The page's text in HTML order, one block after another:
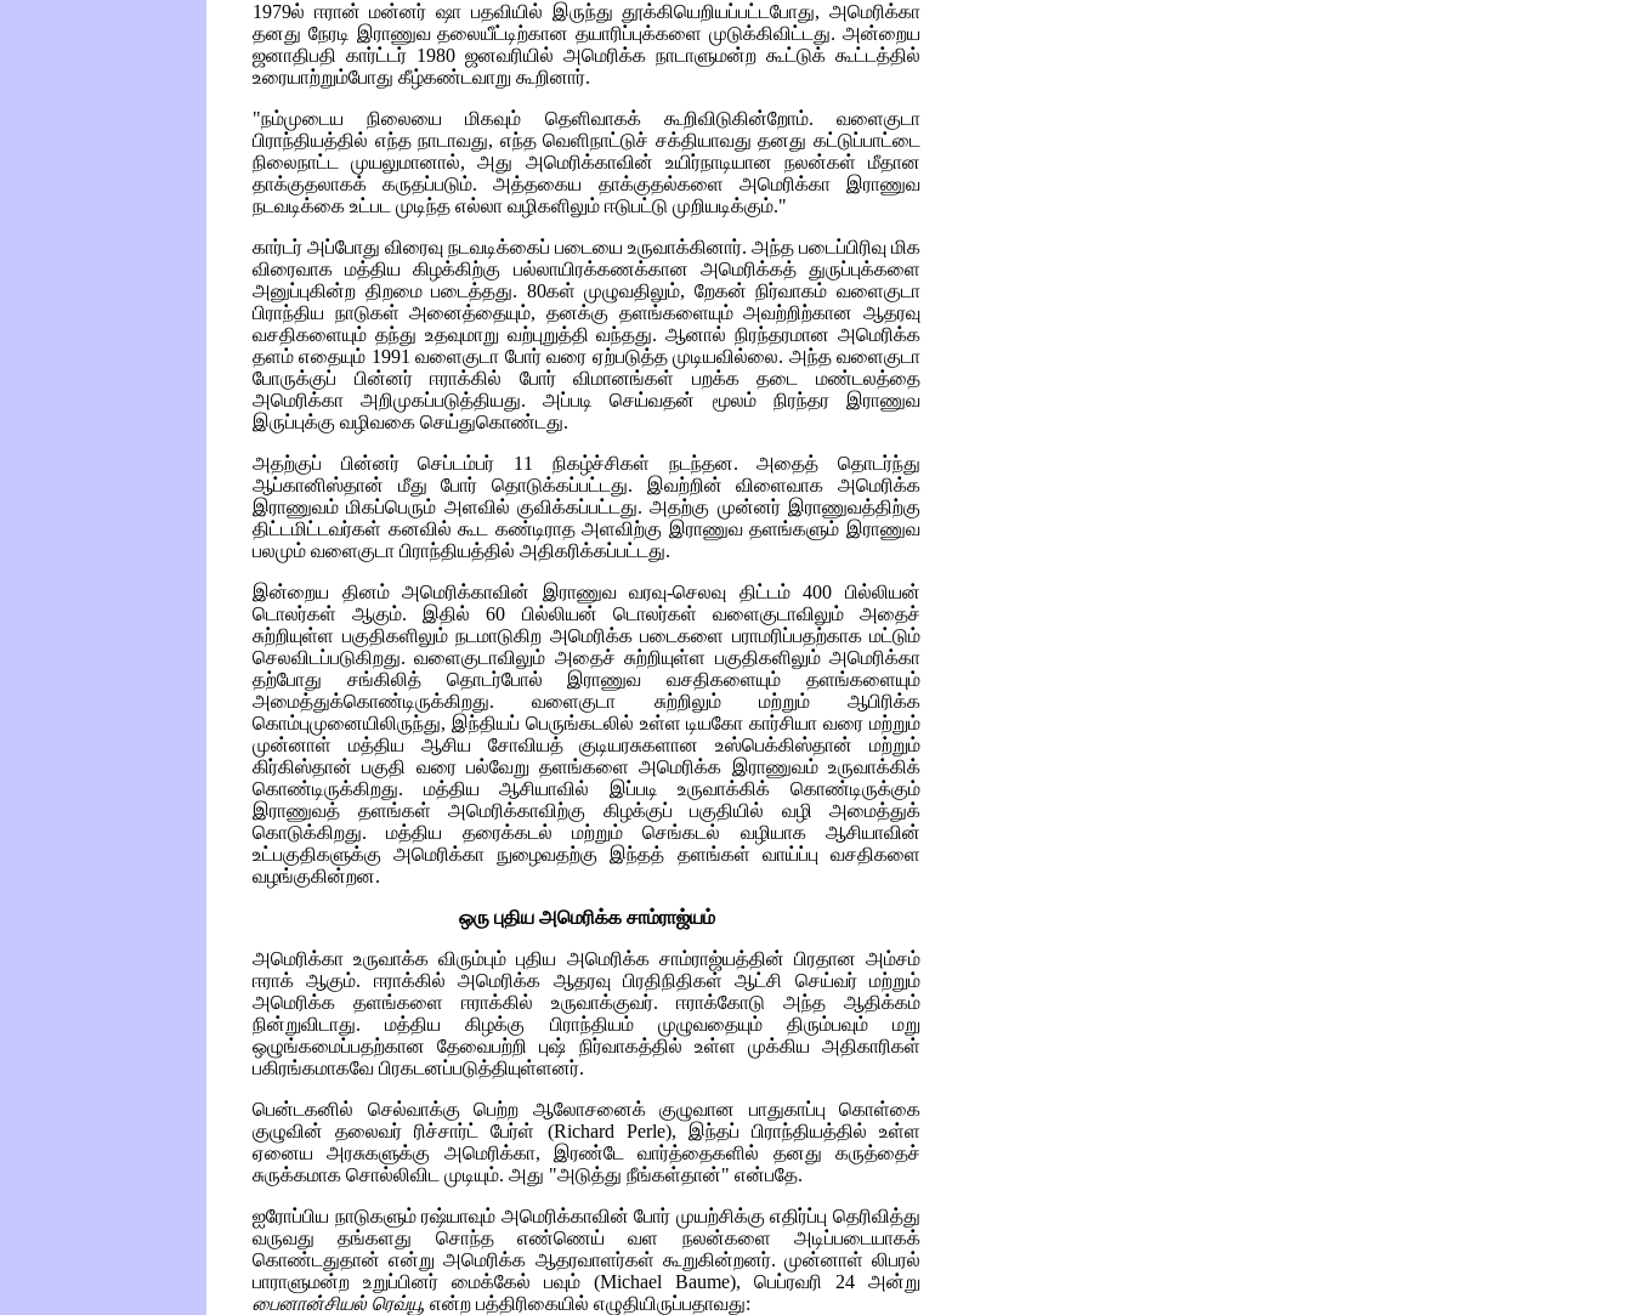
1979ல் ஈரான் மன்னர் ஷா பதவியில் இருந்து தூக்கியெறியப்பட்டபோது, அமெரிக்கா
தனது நேரடி இராணுவ தலையீட்டிற்கான தயாரிப்புக்களை முடுக்கிவிட்டது. அன்றைய
ஜனாதிபதி கார்ட்டர் 1980 ஜனவரியில் அமெரிக்க நாடாளுமன்ற கூட்டுக் கூட்டத்தில்
உரையாற்றும்போது கீழ்கண்டவாறு கூறினார்.
"நம்முடைய நிலையை மிகவும் தெளிவாகக் கூறிவிடுகின்றோம். வளைகுடா
பிராந்தியத்தில் எந்த நாடாவது, எந்த வெளிநாட்டுச் சக்தியாவது தனது கட்டுப்பாட்டை
நிலைநாட்ட முயலுமானால், அது அமெரிக்காவின் உயிர்நாடியான நலன்கள் மீதான
தாக்குதலாகக் கருதப்படும். அத்தகைய தாக்குதல்களை அமெரிக்கா இராணுவ
நடவடிக்கை உட்பட முடிந்த எல்லா வழிகளிலும் ஈடுபட்டு முறியடிக்கும்."
கார்டர் அப்போது விரைவு நடவடிக்கைப் படையை உருவாக்கினார். அந்த படைப்பிரிவு மிக
விரைவாக மத்திய கிழக்கிற்கு பல்லாயிரக்கணக்கான அமெரிக்கத் துருப்புக்களை
அனுப்புகின்ற திறமை படைத்தது. 80கள் முழுவதிலும், றேகன் நிர்வாகம் வளைகுடா
பிராந்திய நாடுகள் அனைத்தையும், தனக்கு தளங்களையும் அவற்றிற்கான ஆதரவு
வசதிகளையும் தந்து உதவுமாறு வற்புறுத்தி வந்தது. ஆனால் நிரந்தரமான அமெரிக்க
தளம் எதையும் 1991 வளைகுடா போர் வரை ஏற்படுத்த முடியவில்லை. அந்த வளைகுடா
போருக்குப் பின்னர் ஈராக்கில் போர் விமானங்கள் பறக்க தடை மண்டலத்தை
அமெரிக்கா அறிமுகப்படுத்தியது. அப்படி செய்வதன் மூலம் நிரந்தர இராணுவ
இருப்புக்கு வழிவகை செய்துகொண்டது.
அதற்குப் பின்னர் செப்டம்பர் 11 நிகழ்ச்சிகள் நடந்தன. அதைத் தொடர்ந்து
ஆப்கானிஸ்தான் மீது போர் தொடுக்கப்பட்டது. இவற்றின் விளைவாக அமெரிக்க
இராணுவம் மிகப்பெரும் அளவில் குவிக்கப்பட்டது. அதற்கு முன்னர் இராணுவத்திற்கு
திட்டமிட்டவர்கள் கனவில் கூட கண்டிராத அளவிற்கு இராணுவ தளங்களும் இராணுவ
பலமும் வளைகுடா பிராந்தியத்தில் அதிகரிக்கப்பட்டது.
இன்றைய தினம் அமெரிக்காவின் இராணுவ வரவு-செலவு திட்டம் 400 பில்லியன்
டொலர்கள் ஆகும். இதில் 60 பில்லியன் டொலர்கள் வளைகுடாவிலும் அதைச்
சுற்றியுள்ள பகுதிகளிலும் நடமாடுகிற அமெரிக்க படைகளை பராமரிப்பதற்காக மட்டும்
செலவிடப்படுகிறது. வளைகுடாவிலும் அதைச் சுற்றியுள்ள பகுதிகளிலும் அமெரிக்கா
தற்போது சங்கிலித் தொடர்போல் இராணுவ வசதிகளையும் தளங்களையும்
அமைத்துக்கொண்டிருக்கிறது. வளைகுடா சுற்றிலும் மற்றும் ஆபிரிக்க
கொம்புமுனையிலிருந்து, இந்தியப் பெருங்கடலில் உள்ள டியகோ கார்சியா வரை மற்றும்
முன்னாள் மத்திய ஆசிய சோவியத் குடியரசுகளான உஸ்பெக்கிஸ்தான் மற்றும்
கிர்கிஸ்தான் பகுதி வரை பல்வேறு தளங்களை அமெரிக்க இராணுவம் உருவாக்கிக்
கொண்டிருக்கிறது. மத்திய ஆசியாவில் இப்படி உருவாக்கிக் கொண்டிருக்கும்
இராணுவத் தளங்கள் அமெரிக்காவிற்கு கிழக்குப் பகுதியில் வழி அமைத்துக்
கொடுக்கிறது. மத்திய தரைக்கடல் மற்றும் செங்கடல் வழியாக ஆசியாவின்
உட்பகுதிகளுக்கு அமெரிக்கா நுழைவதற்கு இந்தத் தளங்கள் வாய்ப்பு வசதிகளை
வழங்குகின்றன.
ஒரு புதிய அமெரிக்க சாம்ராஜ்யம்
அமெரிக்கா உருவாக்க விரும்பும் புதிய அமெரிக்க சாம்ராஜ்யத்தின் பிரதான அம்சம்
ஈராக் ஆகும். ஈராக்கில் அமெரிக்க ஆதரவு பிரதிநிதிகள் ஆட்சி செய்வர் மற்றும்
அமெரிக்க தளங்களை ஈராக்கில் உருவாக்குவர். ஈராக்கோடு அந்த ஆதிக்கம்
நின்றுவிடாது. மத்திய கிழக்கு பிராந்தியம் முழுவதையும் திரும்பவும் மறு
ஒழுங்கமைப்பதற்கான தேவைபற்றி புஷ் நிர்வாகத்தில் உள்ள முக்கிய அதிகாரிகள்
பகிரங்கமாகவே பிரகடனப்படுத்தியுள்ளனர்.
பென்டகனில் செல்வாக்கு பெற்ற ஆலோசனைக் குழுவான பாதுகாப்பு கொள்கை
குழுவின் தலைவர் ரிச்சார்ட் பேர்ள் (Richard Perle), இந்தப் பிராந்தியத்தில் உள்ள
ஏனைய அரசுகளுக்கு அமெரிக்கா, இரண்டே வார்த்தைகளில் தனது கருத்தைச்
சுருக்கமாக சொல்லிவிட முடியும். அது "அடுத்து நீங்கள்தான்" என்பதே.
ஐரோப்பிய நாடுகளும் ரஷ்யாவும் அமெரிக்காவின் போர் முயற்சிக்கு எதிர்ப்பு தெரிவித்து
வருவது தங்களது சொந்த எண்ணெய் வள நலன்களை அடிப்படையாகக்
கொண்டதுதான் என்று அமெரிக்க ஆதரவாளர்கள் கூறுகின்றனர். முன்னாள் லிபரல்
பாராளுமன்ற உறுப்பினர் மைக்கேல் பவும் (Michael Baume), பெப்ரவரி 24 அன்று
பைனான்சியல் ரெவ்யூ என்ற பத்திரிகையில் எழுதியிருப்பதாவது: